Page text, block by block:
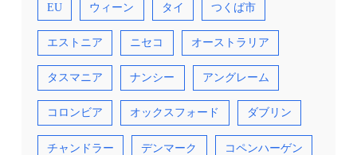
EU ウィーン タイ つくば市
エストニア ニセコ オーストラリア
タスマニア ナンシー アングレーム
コロンビア オックスフォード ダブリン
チャンドラー デンマーク コペンハーゲン